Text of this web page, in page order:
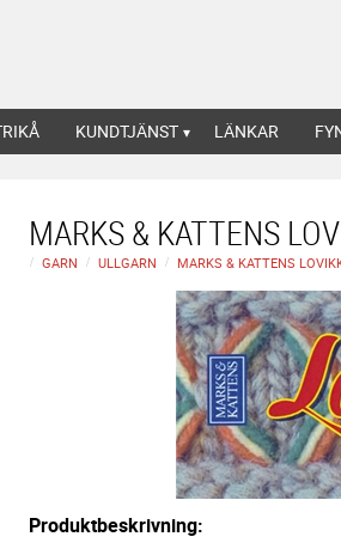
KUNDTJÄNST LÄNKAR
MARKS & KATTENS
GARN ULLGARN MARKS & KATTENS
Produktbeskrivning: